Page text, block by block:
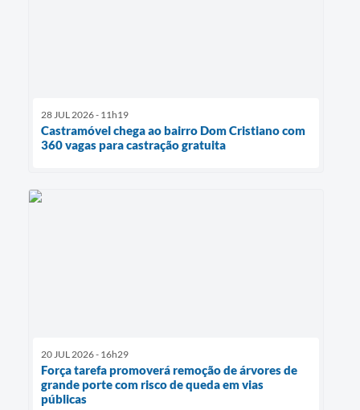
28 JUL 2026 - 11h19
Castramóvel chega ao bairro Dom Cristiano com
360 vagas para castração gratuita
20 JUL 2026 - 16h29
Força tarefa promoverá remoção de árvores de
grande porte com risco de queda em vias
públicas